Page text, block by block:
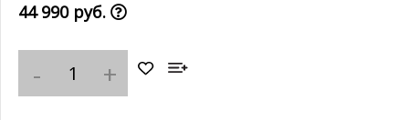
44 990 руб.